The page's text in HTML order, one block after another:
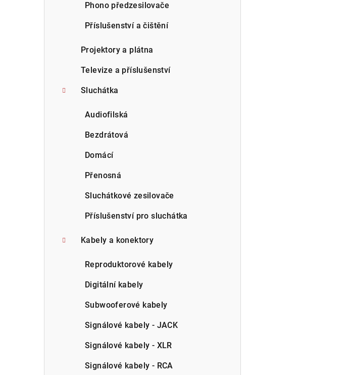
Phono předzesilovače
Příslušenství a čištění
Projektory a plátna
Televize a příslušenství
Sluchátka
Audiofilská
Bezdrátová
Domácí
Přenosná
Sluchátkové zesilovače
Příslušenství pro sluchátka
Kabely a konektory
Reproduktorové kabely
Digitální kabely
Subwooferové kabely
Signálové kabely - JACK
Signálové kabely - XLR
Signálové kabely - RCA